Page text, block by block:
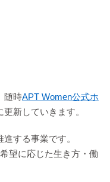
随時APT Women公式ホ
更新していきます。
進する事業です。
望に応じた生き方・働